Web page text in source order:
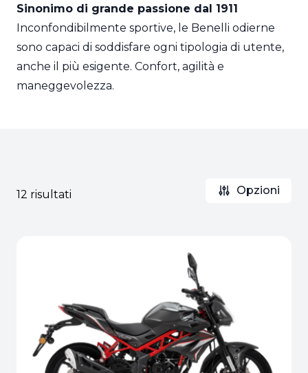
Sinonimo di grande passione dal 1911
Inconfondibilmente sportive, le Benelli odierne
sono capaci di soddisfare ogni tipologia di utente,
anche il più esigente. Confort, agilità e
maneggevolezza.
12 risultati Opzioni